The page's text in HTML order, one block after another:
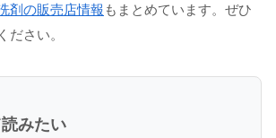
剤の販売店情報 もまとめています。ぜひ
ださい。
みたい